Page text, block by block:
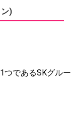
)
つであるSKグルー